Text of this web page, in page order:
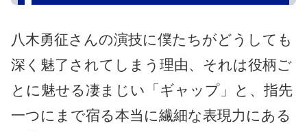
八木勇征さんの演技に僕たちがどうしても
深く魅了されてしまう理由、それは役柄ご
とに魅せる凄まじい「ギャップ」と、指先
一つにまで宿る本当に繊細な表現力にある